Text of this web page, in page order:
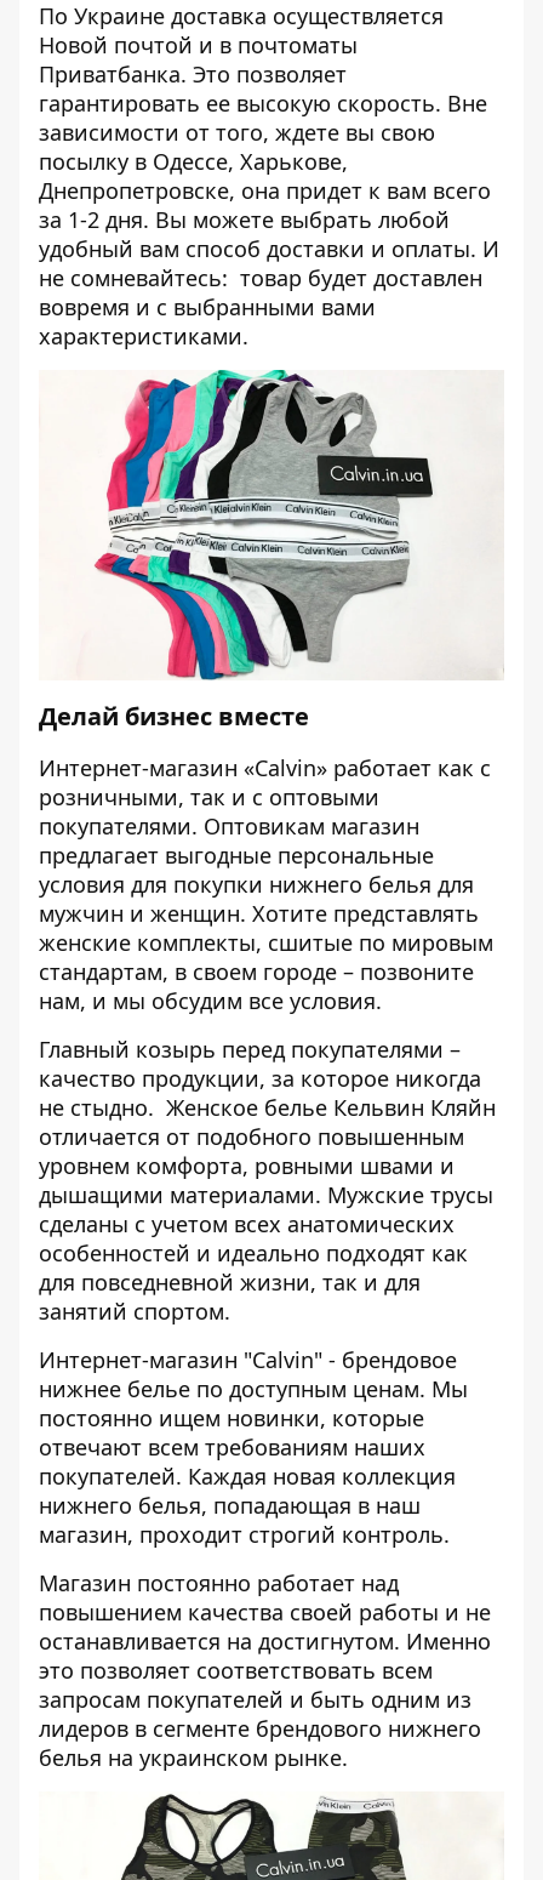
По Украине доставка осуществляется
Новой почтой и в почтоматы
Приватбанка. Это позволяет
гарантировать ее высокую скорость. Вне
зависимости от того, ждете вы свою
посылку в Одессе, Харькове,
Днепропетровске, она придет к вам всего
за 1-2 дня. Вы можете выбрать любой
удобный вам способ доставки и оплаты. И
не сомневайтесь: товар будет доставлен
вовремя и с выбранными вами
характеристиками.
Делай бизнес вместе
Интернет-магазин «Calvin» работает как с
розничными, так и с оптовыми
покупателями. Оптовикам магазин
предлагает выгодные персональные
условия для покупки нижнего белья для
мужчин и женщин. Хотите представлять
женские комплекты, сшитые по мировым
стандартам, в своем городе – позвоните
нам, и мы обсудим все условия.
Главный козырь перед покупателями –
качество продукции, за которое никогда
не стыдно. Женское белье Кельвин Кляйн
отличается от подобного повышенным
уровнем комфорта, ровными швами и
дышащими материалами. Мужские трусы
сделаны с учетом всех анатомических
особенностей и идеально подходят как
для повседневной жизни, так и для
занятий спортом.
Интернет-магазин "Calvin" - брендовое
нижнее белье по доступным ценам. Мы
постоянно ищем новинки, которые
отвечают всем требованиям наших
покупателей. Каждая новая коллекция
нижнего белья, попадающая в наш
магазин, проходит строгий контроль.
Магазин постоянно работает над
повышением качества своей работы и не
останавливается на достигнутом. Именно
это позволяет соответствовать всем
запросам покупателей и быть одним из
лидеров в сегменте брендового нижнего
белья на украинском рынке.